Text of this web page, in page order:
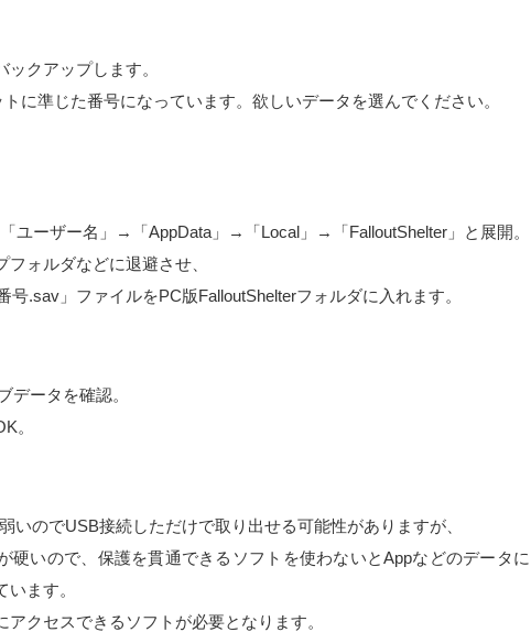
クアップします。
に準じた番号になっています。欲しいデータを選んでください。
ユーザー名」→「AppData」→「Local」→「FalloutShelter」と展開。
ォルダなどに退避させ、
号.sav」ファイルをPC版FalloutShelterフォルダに入れます。
データを確認。
。
いのでUSB接続しただけで取り出せる可能性がありますが、
硬いので、保護を貫通できるソフトを使わないとAppなどのデータに
ます。
クセスできるソフトが必要となります。